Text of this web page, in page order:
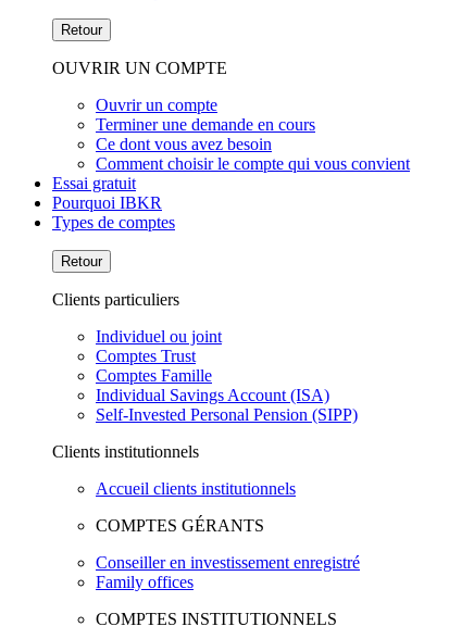
Retour
OUVRIR UN COMPTE
Ouvrir un compte
Terminer une demande en cours
Ce dont vous avez besoin
Comment choisir le compte qui vous convient
Essai gratuit
Pourquoi IBKR
Types de comptes
Retour
Clients particuliers
Individuel ou joint
Comptes Trust
Comptes Famille
Individual Savings Account (ISA)
Self-Invested Personal Pension (SIPP)
Clients institutionnels
Accueil clients institutionnels
COMPTES GÉRANTS
Conseiller en investissement enregistré
Family offices
COMPTES INSTITUTIONNELS